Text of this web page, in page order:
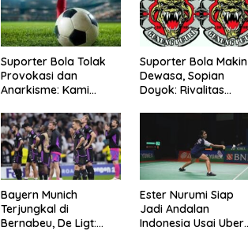
Suporter Bola Tolak
Provokasi dan
Anarkisme: Kami
Keamanan
Suporter Bola Makin
Dewasa, Sopian
Doyok: Rivalitas
Bayern Munich
Terjungkal di
Bernabeu, De Ligt:
Ester Nurumi Siap
Jadi Andalan
Indonesia Usai Uber